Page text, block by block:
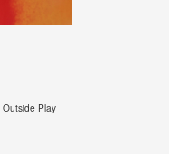
Play